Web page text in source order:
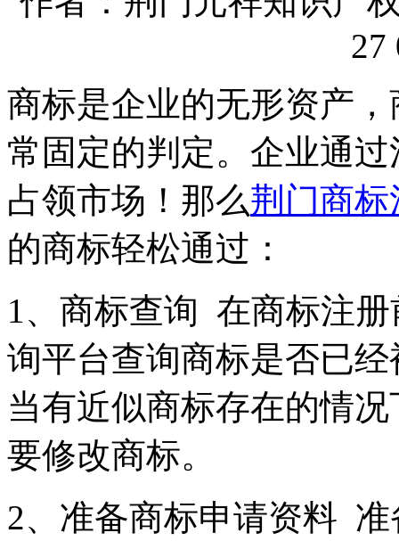
27
商标是企业的无形资产
常固定的判定。企业通
占领市场！那么荆门商标
的商标轻松通过：
1、商标查询 在商标注
询平台查询商标是否已
当有近似商标存在的情
要修改商标。
2、准备商标申请资料